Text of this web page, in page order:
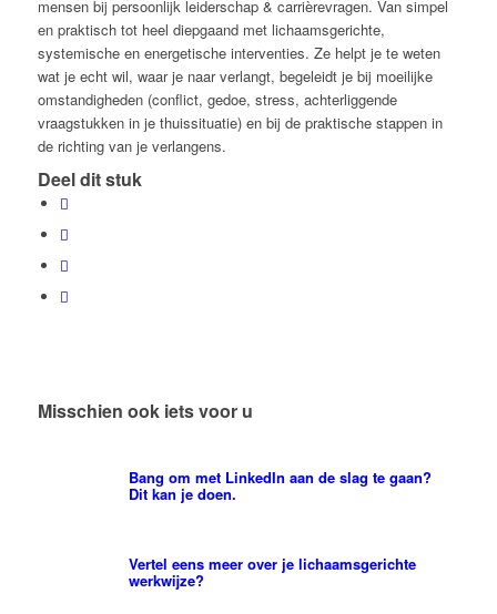
mensen bij persoonlijk leiderschap & carrièrevragen. Van simpel
en praktisch tot heel diepgaand met lichaamsgerichte,
systemische en energetische interventies. Ze helpt je te weten
wat je echt wil, waar je naar verlangt, begeleidt je bij moeilijke
omstandigheden (conflict, gedoe, stress, achterliggende
vraagstukken in je thuissituatie) en bij de praktische stappen in
de richting van je verlangens.
Deel dit stuk
Misschien ook iets voor u
Bang om met LinkedIn aan de slag te gaan?
Dit kan je doen.
Vertel eens meer over je lichaamsgerichte
werkwijze?